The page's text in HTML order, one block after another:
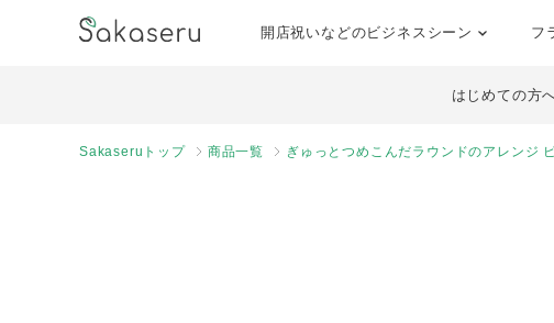
開店祝いなどのビジネスシーン フ
はじめての方
Sakaseruトップ 商品一覧 ぎゅっとつめこんだラウンドのアレンジ